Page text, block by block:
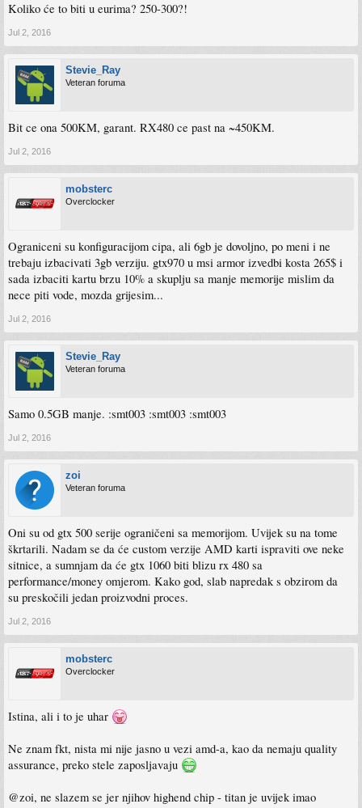
Koliko će to biti u eurima? 250-300?!
Jul 2, 2016
Stevie_Ray
Veteran foruma
Bit ce ona 500KM, garant. RX480 ce past na ~450KM.
Jul 2, 2016
mobsterc
Overclocker
Ograniceni su konfiguracijom cipa, ali 6gb je dovoljno, po meni i ne
trebaju izbacivati 3gb verziju. gtx970 u msi armor izvedbi kosta 265$ i
sada izbaciti kartu brzu 10% a skuplju sa manje memorije mislim da
nece piti vode, mozda grijesim...
Jul 2, 2016
Stevie_Ray
Veteran foruma
Samo 0.5GB manje. :smt003 :smt003 :smt003
Jul 2, 2016
zoi
Veteran foruma
Oni su od gtx 500 serije ograničeni sa memorijom. Uvijek su na tome
škrtarili. Nadam se da će custom verzije AMD karti ispraviti ove neke
sitnice, a sumnjam da će gtx 1060 biti blizu rx 480 sa
performance/money omjerom. Kako god, slab napredak s obzirom da
su preskočili jedan proizvodni proces.
Jul 2, 2016
mobsterc
Overclocker
Istina, ali i to je uhar
Ne znam fkt, nista mi nije jasno u vezi amd-a, kao da nemaju quality
assurance, preko stele zaposljavaju
@zoi, ne slazem se jer njihov highend chip - titan je uvijek imao